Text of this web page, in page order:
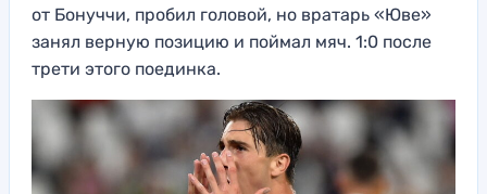
от Бонуччи, пробил головой, но вратарь «Юве»
занял верную позицию и поймал мяч. 1:0 после
трети этого поединка.